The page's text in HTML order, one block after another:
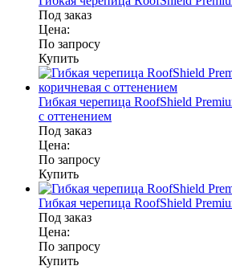
Под заказ
Цена:
По запросу
Купить
Гибкая черепица RoofShield
с оттенением
Под заказ
Цена:
По запросу
Купить
Гибкая черепица RoofShield
Под заказ
Цена:
По запросу
Купить